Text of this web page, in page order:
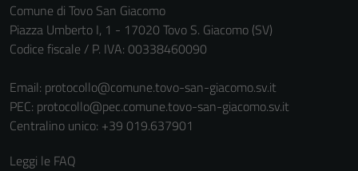
Comune di Tovo San Giacomo
Piazza Umberto I, 1 - 17020 Tovo S. Giacomo (SV)
Codice fiscale / P. IVA: 00338460090
Email: protocollo@comune.tovo-san-giacomo.sv.it
PEC: protocollo@pec.comune.tovo-san-giacomo.sv.it
Centralino unico: +39 019.637901
Leggi le FAQ
Questi cookie
sono necessari
per il